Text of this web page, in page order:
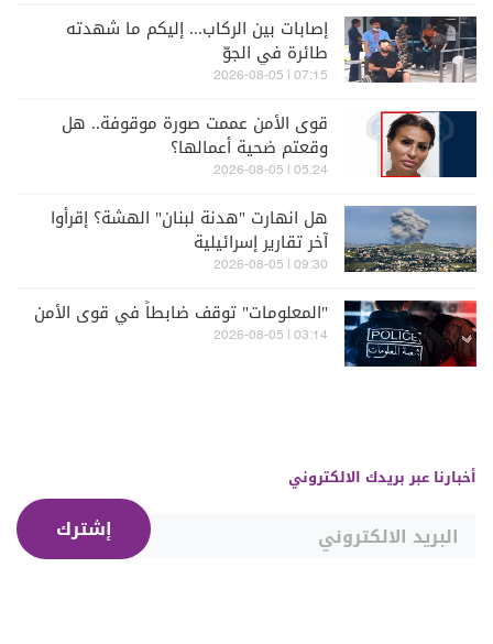
إصابات بين الركاب... إليكم ما شهدته
طائرة في الجوّ
07:15 | 2026-08-05
قوى الأمن عممت صورة موقوفة.. هل
وقعتم ضحية أعمالها؟
05:24 | 2026-08-05
هل انهارت "هدنة لبنان" الهشة؟ إقرأوا
آخر تقارير إسرائيلية
09:30 | 2026-08-05
"المعلومات" توقف ضابطاً في قوى الأمن
03:14 | 2026-08-05
أخبارنا عبر بريدك الالكتروني
إشترك